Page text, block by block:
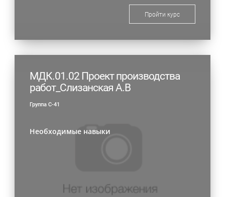
Пройти курс
МДК.01.02 Проект производства
работ_Слизанская А.В
Группа С-41
Необходимые навыки